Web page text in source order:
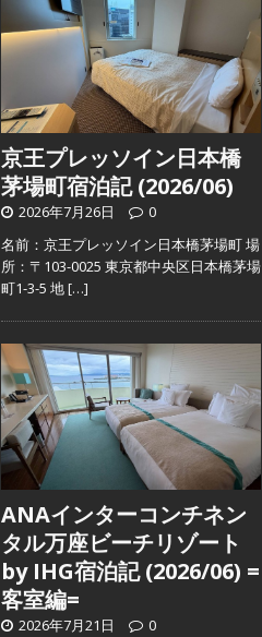
京王プレッソイン日本橋
茅場町宿泊記 (2026/06)
2026年7月26日
0
名前：京王プレッソイン日本橋茅場町 場
所：〒103-0025 東京都中央区日本橋茅場
町1-3-5 地[…]
ANAインターコンチネン
タル万座ビーチリゾート
by IHG宿泊記 (2026/06) =
客室編=
2026年7月21日
0